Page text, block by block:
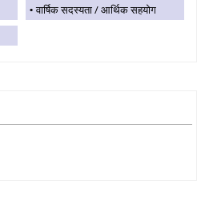
वार्षिक सदस्यता / आर्थिक सहयोग